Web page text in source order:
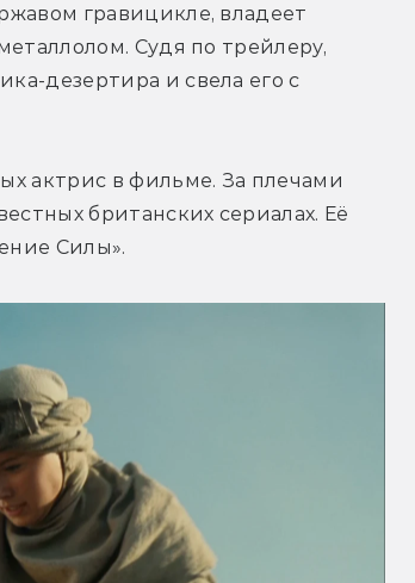
гравицикле, владеет
Судя по трейлеру,
дезертира и свела его с
актрис в фильме. За плечами
британских сериалах. Её
Силы».